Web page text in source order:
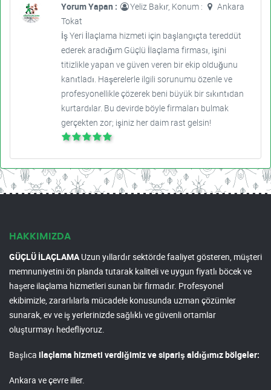
Yorum Yapan : Yeliz Bakır, Konum :
Ankara
Tokat
İş Yeri İlaçlama hizmeti için başlangıçta tereddüt
ederek aradığım Güçlü İlaçlama firması, işini
titizlikle yapan ve güven veren bir ekip olduğunu
kanıtladı. Haşerelerle ilgili sorunumu özenle ve
profesyonellikle çözerek beni büyük bir sıkıntıdan
kurtardılar. Bu devirde böyle firmaları bulmak
gerçekten zor; işiniz her daim rast gelsin!
HAKKIMIZDA
GÜÇLÜ İLAÇLAMAUzun yıllardır sektörde faaliyet gösteren, müşteri
memnuniyetini ön planda tutarak kaliteli ve uygun fiyatlı böcek ve
haşere ilaçlama hizmetleri sunan bir firmadır. Profesyonel
ekibimizle, zararlılarla mücadele konusunda uzman çözümler
sunarak, ev ve iş yerlerinizde sağlıklı ve güvenli ortamlar
oluşturmayı hedefliyoruz.
Başlıca ilaçlama hizmeti verdiğimiz ve sipariş aldığımız bölgeler:
Ankara ve çevre iller.